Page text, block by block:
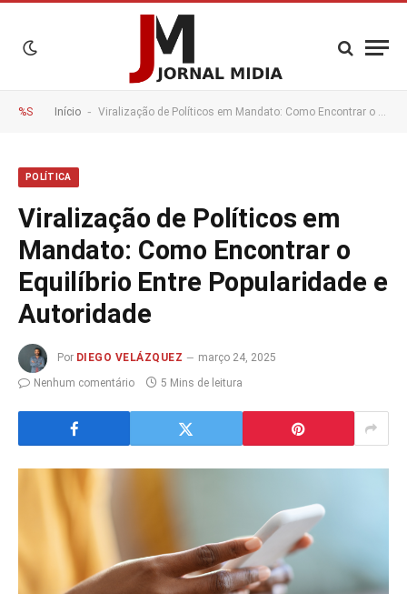
%S Início - Viralização de Políticos em Mandato: Como Encontrar o Equilíbrio Entre Popularidade e Autoridade
POLÍTICA
Viralização de Políticos em
Mandato: Como Encontrar o
Equilíbrio Entre Popularidade e
Autoridade
Por DIEGO VELÁZQUEZ
março 24, 2025
Nenhum comentário
5 Mins de leitura